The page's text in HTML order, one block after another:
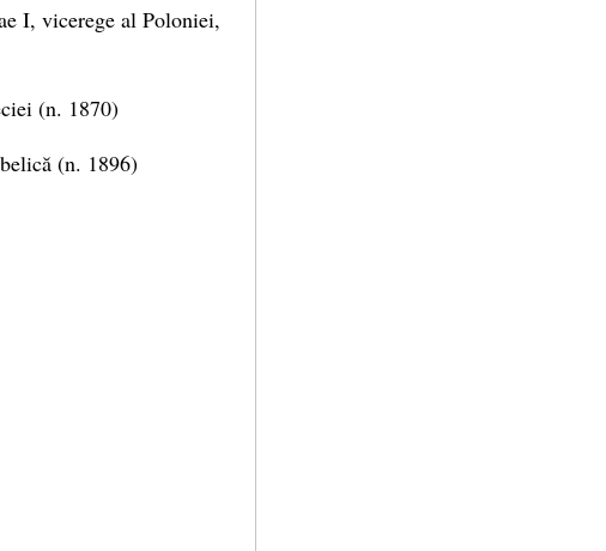
I, vicerege al Poloniei,
(n. 1870)
(n. 1896)